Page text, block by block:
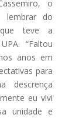
o
lembrar do
teve a
“Faltou
anos em
para
descrença
eu vivi
unidade e